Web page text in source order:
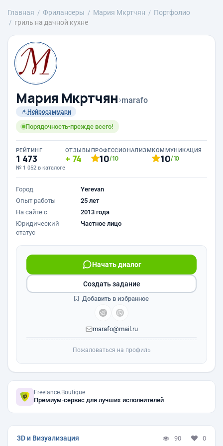
Главная Фрилансеры Mария Мкртчян
Портфолио
гриль на дачной кухне
Mария Мкртчян›marafo
Нейросаммари
Порядочность-прежде всего!
РЕЙТИНГ
1 473
№ 1 052 в каталоге
ОТЗЫВЫ
74
ПРОФЕССИОНАЛИЗМ
10/10
КОММУНИКАЦИЯ
10/10
Город
Yerevan
Опыт работы
25 лет
На сайте с
2013 года
Юридический
статус
Частное лицо
Начать диалог
marafo@mail.ru
Создать задание
Добавить в избранное
Пожаловаться на профиль
Freelance.Boutique
Премиум-сервис для лучших исполнителей
3D и Визуализация 90 0